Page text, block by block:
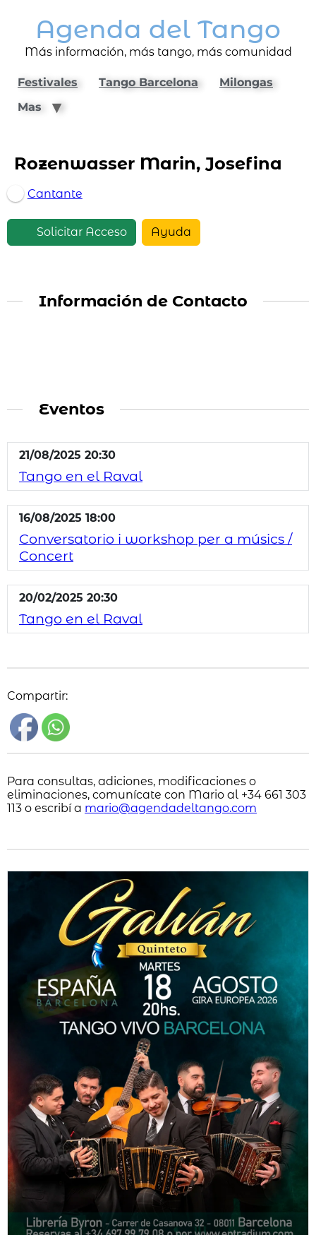
Agenda del Tango
Más información, más tango, más comunidad
Festivales Tango Barcelona
Milongas
Mas
Rozenwasser Marin, Josefina
Cantante
Solicitar Acceso Ayuda
Información de Contacto
Eventos
21/08/2025 20:30
Tango en el Raval
16/08/2025 18:00
Conversatorio i workshop per a músics /
Concert
20/02/2025 20:30
Tango en el Raval
Compartir:
Para consultas, adiciones, modificaciones o
eliminaciones, comunícate con Mario al +34 661 303
113 o escribí a mario@agendadeltango.com